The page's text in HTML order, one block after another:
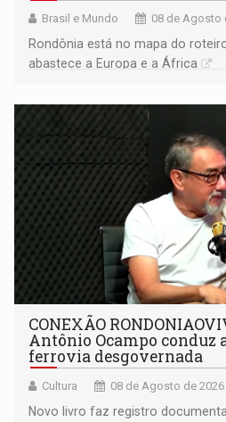
Brasil e Mundo 08 de Agosto
Rondônia está no mapa do
abastece a Europa e a África
CONEXÃO
Antônio Ocampo conduz
ferrovia desgovernada
Cultura 08 de Agosto de 2026
Novo livro faz registro